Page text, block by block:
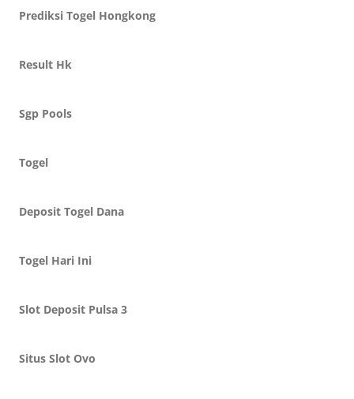
Prediksi Togel Hongkong
Result Hk
Sgp Pools
Togel
Deposit Togel Dana
Togel Hari Ini
Slot Deposit Pulsa 3
Situs Slot Ovo